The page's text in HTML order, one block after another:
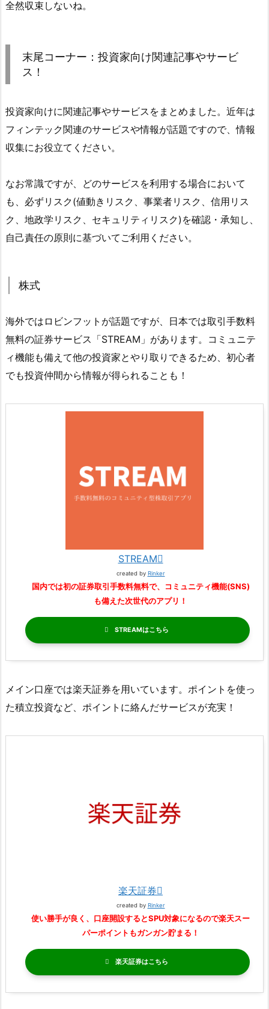
全然収束しないね。
末尾コーナー：投資家向け関連記事やサービ
ス！
投資家向けに関連記事やサービスをまとめました。近年は
フィンテック関連のサービスや情報が話題ですので、情報
収集にお役立てください。
なお常識ですが、どのサービスを利用する場合において
も、必ずリスク(値動きリスク、事業者リスク、信用リス
ク、地政学リスク、セキュリティリスク)を確認・承知し、
自己責任の原則に基づいてご利用ください。
株式
海外ではロビンフットが話題ですが、日本では取引手数料
無料の証券サービス「STREAM」があります。コミュニテ
ィ機能も備えて他の投資家とやり取りできるため、初心者
でも投資仲間から情報が得られることも！
STREAM
created by Rinker
国内では初の証券取引手数料無料で、コミュニティ機能(SNS)
も備えた次世代のアプリ！
STREAM
メイン口座では楽天証券を用いています。ポイントを使っ
た積立投資など、ポイントに絡んだサービスが充実！
楽天証券
created by Rinker
使い勝手が良く、口座開設するとSPU対象になるので楽天スー
パーポイントもガンガン貯まる！
楽天証券